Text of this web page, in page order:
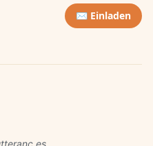
✉️ Einladen